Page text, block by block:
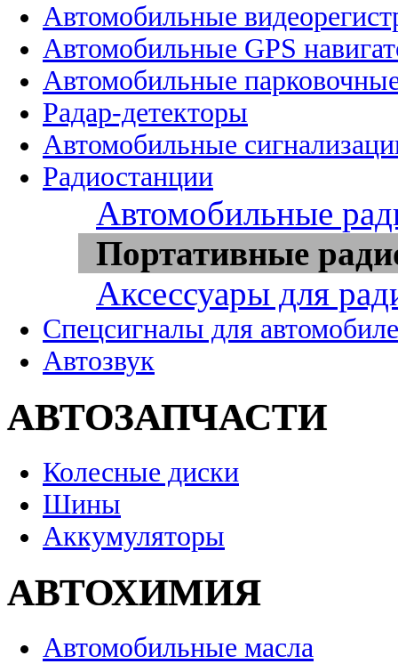
Автомобильные
Автомобильные GPS
Автомобильные
Радар-детекторы
Автомобильные
Радиостанции
Автомобильные
Портативные
Аксессуары для
Спецсигналы для
Автозвук
АВТОЗАПЧАСТИ
Колесные диски
Шины
Аккумуляторы
АВТОХИМИЯ
Автомобильные масла